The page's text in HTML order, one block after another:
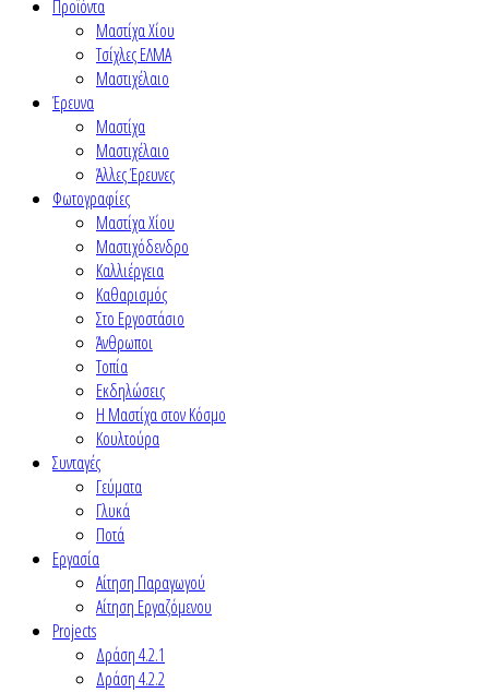
Προϊόντα
Μαστίχα Χίου
Τσίχλες ΕΛΜΑ
Μαστιχέλαιο
Έρευνα
Μαστίχα
Μαστιχέλαιο
Άλλες Έρευνες
Φωτογραφίες
Μαστίχα Χίου
Μαστιχόδενδρο
Καλλιέργεια
Καθαρισμός
Στο Εργοστάσιο
Άνθρωποι
Τοπία
Εκδηλώσεις
Η Μαστίχα στον Κόσμο
Κουλτούρα
Συνταγές
Γεύματα
Γλυκά
Ποτά
Εργασία
Αίτηση Παραγωγού
Αίτηση Εργαζόμενου
Projects
Δράση 4.2.1
Δράση 4.2.2